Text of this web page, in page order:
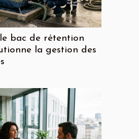
bac de rétention
la gestion des